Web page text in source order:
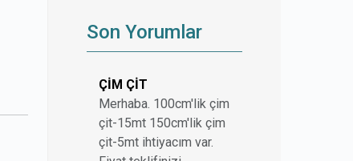
Son Yorumlar
ÇİM ÇİT
Merhaba. 100cm'lik çim
çit-15mt 150cm'lik çim
çit-5mt ihtiyacım var.